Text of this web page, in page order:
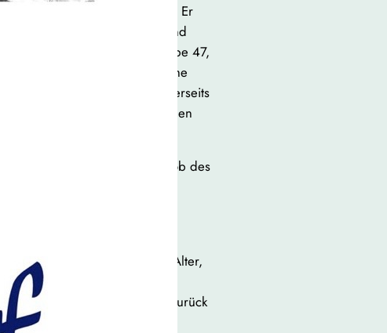
Frieder Salzgraf zu sprechen. Er
für kreatives Schreiben an, und
Mitglied der Gruppe 47,
ist eine widersprüchliche
und im Lob großzügig, andererseits
junge Vertrauen erst aufbauen
literarisches Hoch, das Lob des
Anerkennung.
bis dieser Dunstkreis sich
Verhalten die Flamme der
für lange Zeit. Erst im Alter,
der Erfahrung eines ganzen
zur eigenen Sprache zurück